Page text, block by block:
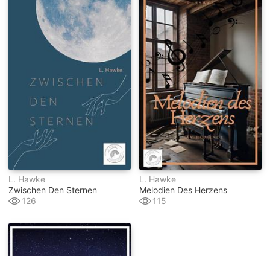
L. Hawke
Zwischen Den Sternen
126
L. Hawke
Melodien Des Herzens
115